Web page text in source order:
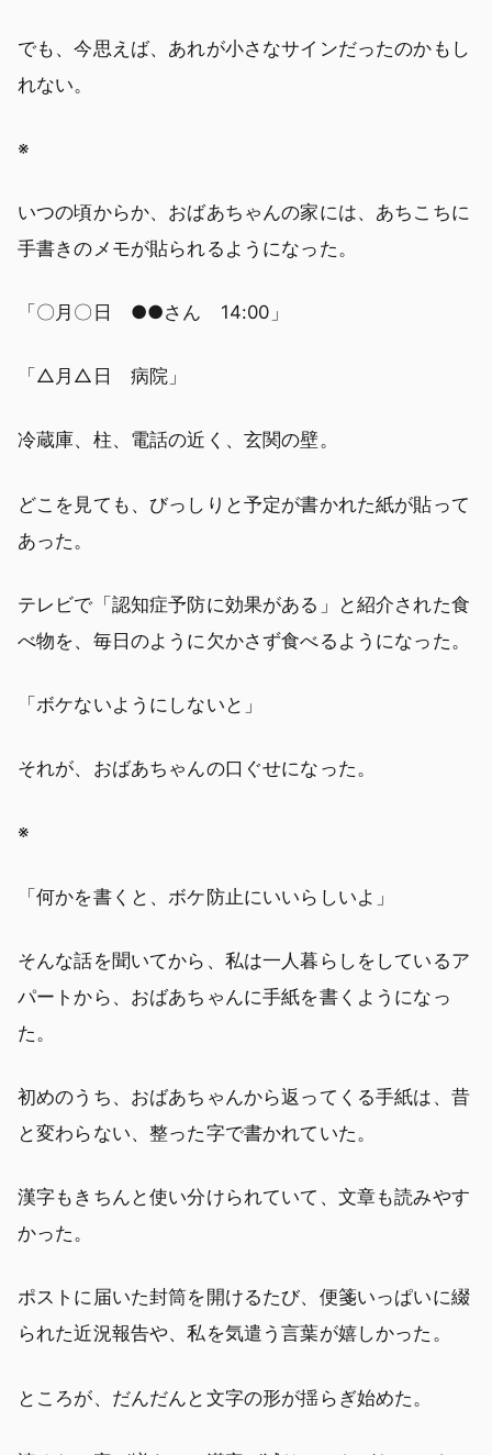
でも、今思えば、あれが小さなサインだったのかもし
れない。
※
いつの頃からか、おばあちゃんの家には、あちこちに
手書きのメモが貼られるようになった。
「〇月〇日 ●●さん 14:00」
「△月△日 病院」
冷蔵庫、柱、電話の近く、玄関の壁。
どこを見ても、びっしりと予定が書かれた紙が貼って
あった。
テレビで「認知症予防に効果がある」と紹介された食
べ物を、毎日のように欠かさず食べるようになった。
「ボケないようにしないと」
それが、おばあちゃんの口ぐせになった。
※
「何かを書くと、ボケ防止にいいらしいよ」
そんな話を聞いてから、私は一人暮らしをしているア
パートから、おばあちゃんに手紙を書くようになっ
た。
初めのうち、おばあちゃんから返ってくる手紙は、昔
と変わらない、整った字で書かれていた。
漢字もきちんと使い分けられていて、文章も読みやす
かった。
ポストに届いた封筒を開けるたび、便箋いっぱいに綴
られた近況報告や、私を気遣う言葉が嬉しかった。
ところが、だんだんと文字の形が揺らぎ始めた。